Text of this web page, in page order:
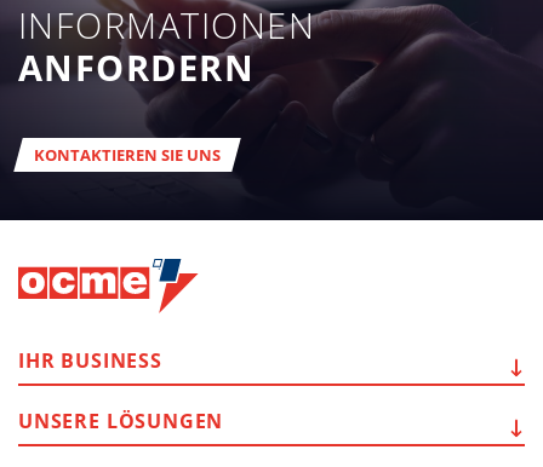
INFORMATIONEN
ANFORDERN
KONTAKTIEREN SIE UNS
IHR BUSINESS
UNSERE LÖSUNGEN